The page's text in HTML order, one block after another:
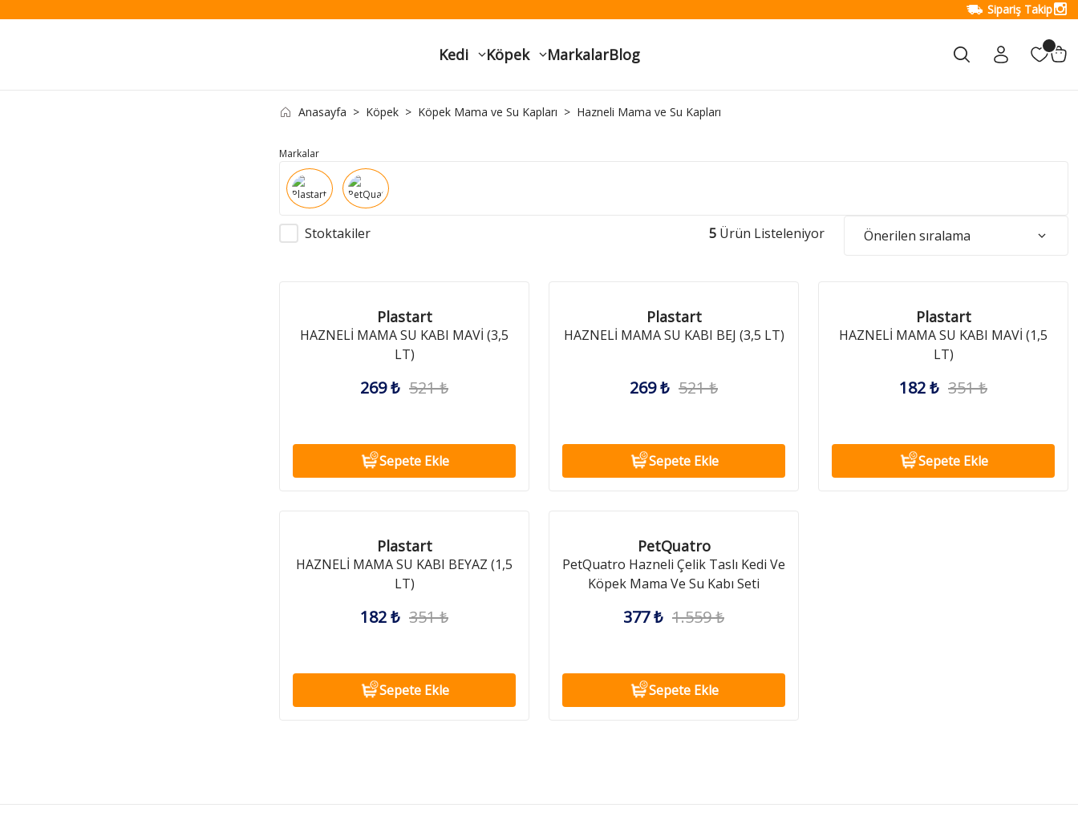
Sipariş Takip
Kedi Köpek MarkalarBlog
Anasayfa Köpek Köpek Mama ve Su Kapları Hazneli Mama ve Su Kapları
Markalar
Stoktakiler 5 Ürün Listeleniyor
Plastart
HAZNELİ MAMA SU KABI MAVİ (3,5
LT)
269 ₺ 521 ₺
Sepete Ekle
Plastart
HAZNELİ MAMA SU KABI BEJ (3,5 LT)
269 ₺ 521 ₺
Sepete Ekle
Plastart
HAZNELİ MAMA SU KABI MAVİ (1,5
LT)
182 ₺ 351 ₺
Sepete Ekle
Plastart
HAZNELİ MAMA SU KABI BEYAZ (1,5
LT)
182 ₺ 351 ₺
Sepete Ekle
PetQuatro
PetQuatro Hazneli Çelik Taslı Kedi Ve
Köpek Mama Ve Su Kabı Seti
377 ₺ 1.559 ₺
Sepete Ekle